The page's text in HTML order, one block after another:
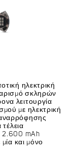
ηλεκτρική
σκληρών
λειτουργία
με ηλεκτρική
2.600 mAh
και μόνο